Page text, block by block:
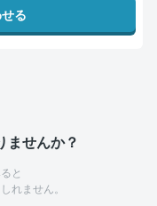
る
ませんか？
と
れません。